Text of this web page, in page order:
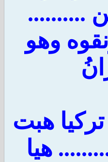
..........
وهو
هبت
هيا